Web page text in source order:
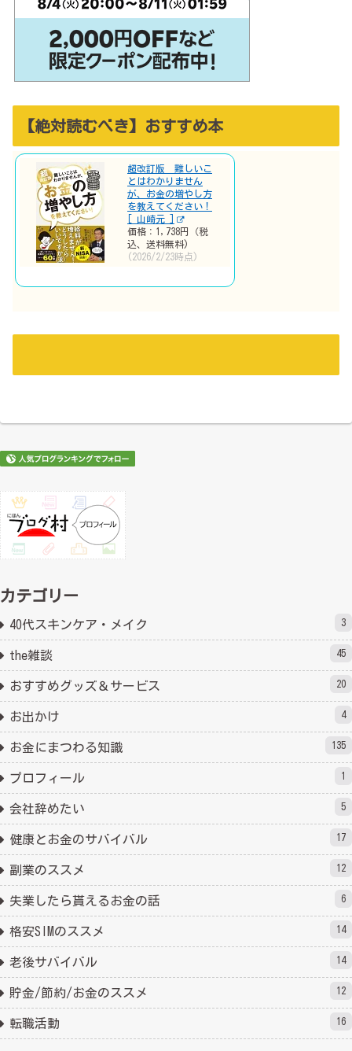
【絶対読むべき】おすすめ本
超改訂版 難しいこ
とはわかりません
が、お金の増やし方
を教えてください！
[ 山崎元 ]
価格：1,738円（税
込、送料無料)
(2026/2/23時点)
カテゴリー
40代スキンケア・メイク 3
the雑談 45
おすすめグッズ＆サービス 20
お出かけ 4
お金にまつわる知識 135
プロフィール 1
会社辞めたい 5
健康とお金のサバイバル 17
副業のススメ 12
失業したら貰えるお金の話 6
格安SIMのススメ 14
老後サバイバル 14
貯金/節約/お金のススメ 12
転職活動 16